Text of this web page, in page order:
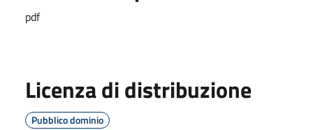
pdf
Licenza di distribuzione
Pubblico dominio